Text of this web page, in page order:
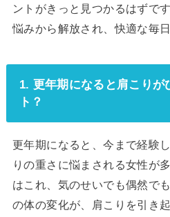
ントがきっと見つかるはずで
悩みから解放され、快適な毎
1. 更年期になると肩こりが
ト？
更年期になると、今まで経験
りの重さに悩まされる女性が
はこれ、気のせいでも偶然で
の体の変化が、肩こりを引き